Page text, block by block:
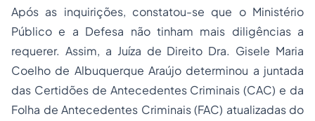
Após as inquirições, constatou-se que o Ministério
Público e a Defesa não tinham mais diligências a
requerer. Assim, a Juíza de Direito Dra. Gisele Maria
Coelho de Albuquerque Araújo determinou a juntada
das Certidões de Antecedentes Criminais (CAC) e da
Folha de Antecedentes Criminais (FAC) atualizadas do